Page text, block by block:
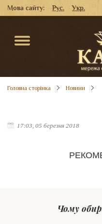
Мова сайту: Рус. Укр.
Головна сторінка Новини
17:03, 05 березня 2018
Чому